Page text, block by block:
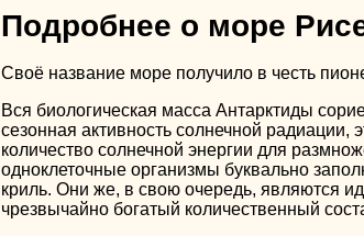
Подробнее о море
Своё название море получило в честь
Вся биологическая масса Антарктиды
сезонная активность солнечной
количество солнечной энергии для
одноклеточные организмы буквально
криль. Они же, в свою очередь, являются
чрезвычайно богатый количественный